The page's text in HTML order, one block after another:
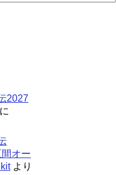
2027
に
オー
より